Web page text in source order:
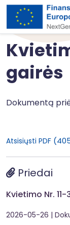
gairės
Dokumentą
Atsisiųsti PDF
Priedai
Kvietimo Nr.
2026-05-26 |